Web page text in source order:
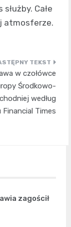
Całe
atmosferze.
w czołówce
Środkowo-
według
Financial Times
zagościł